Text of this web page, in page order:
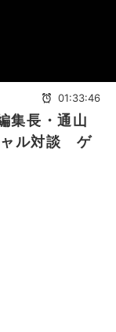
01:33:46
集長・通山
ャル対談 ゲ